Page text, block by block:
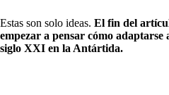
Estas son solo ideas. El fin del
empezar a pensar cómo adaptarse
siglo XXI en la Antártida.